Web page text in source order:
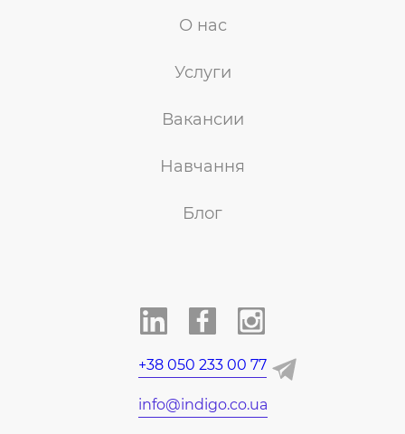
+38 050 233 00 77
info@indigo.co.ua
О нас
Услуги
Вакансии
Навчання
Блог